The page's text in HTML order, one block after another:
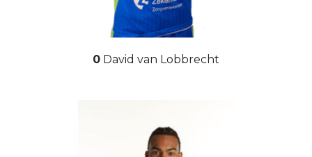
0 David van Lobbrecht